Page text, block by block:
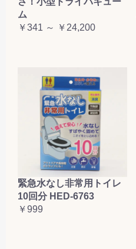
ム
￥341 ～ ￥24,200
緊急水なし非常用トイレ
10回分 HED-6763
￥999